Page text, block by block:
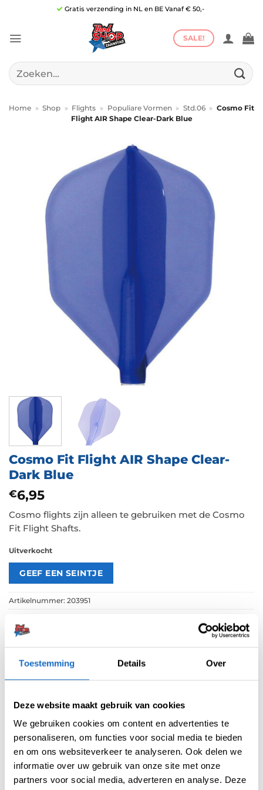
Toestemming Details Over
Deze website maakt gebruik van cookies
We gebruiken cookies om content en advertenties te
personaliseren, om functies voor social media te bieden
en om ons websiteverkeer te analyseren. Ook delen we
informatie over uw gebruik van onze site met onze
partners voor social media, adverteren en analyse. Deze
inhoud
Gratis verzending in NL en BE Vanaf € 50,-
SALE!
Zoeken
naar:
Home » Shop » Flights » Populiare Vormen » Std.06 » Cosmo Fit
Flight AIR Shape Clear-Dark Blue
Cosmo Fit Flight AIR Shape Clear-
Dark Blue
€6,95
Cosmo flights zijn alleen te gebruiken met de Cosmo
Fit Flight Shafts.
Uitverkocht
Artikelnummer: 203951
Merk:
BESCHRIJVING
AANVULLENDE INFORMATIE